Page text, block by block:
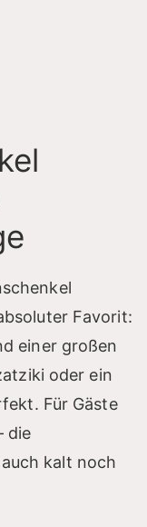
Favorit:
einer großen
oder ein
Für Gäste
die
kalt noch